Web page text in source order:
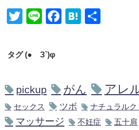
Twitter Line FacebookHatena
タグ (●´З`)φ
pickup がん アレ
セックス ツボ ナチュラルク
マッサージ 不妊症 五十肩